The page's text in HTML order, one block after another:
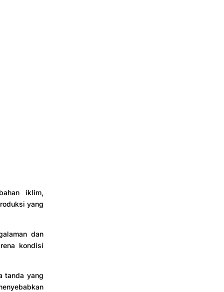
iklim,
yang
dan
kondisi
tanda yang